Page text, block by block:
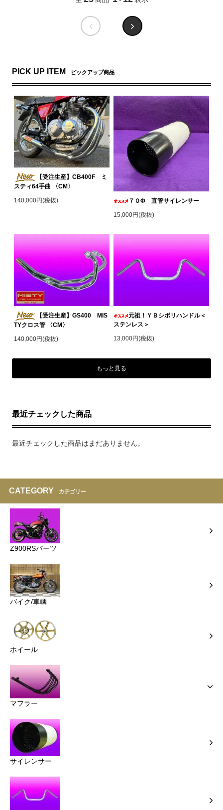
PICK UP ITEM ピックアップ商品
【受注生産】CB400F ミ
スティ64手曲 〈CM〉
140,000円(税抜)
７０Φ 直管サイレンサー
15,000円(税抜)
【受注生産】GS400 MIS
TYクロス管 〈CM〉
140,000円(税抜)
元祖！ＹＢシボリハンドル＜
ステンレス＞
13,000円(税抜)
もっと見る
最近チェックした商品
最近チェックした商品はまだありません。
CATEGORY カテゴリー
Z900RSパーツ
バイク/車輌
ホイール
マフラー
サイレンサー